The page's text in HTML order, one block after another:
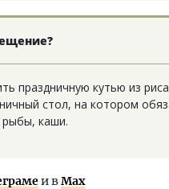
праздничную кутью из
стол, на котором
рыбы, каши.
и вMax